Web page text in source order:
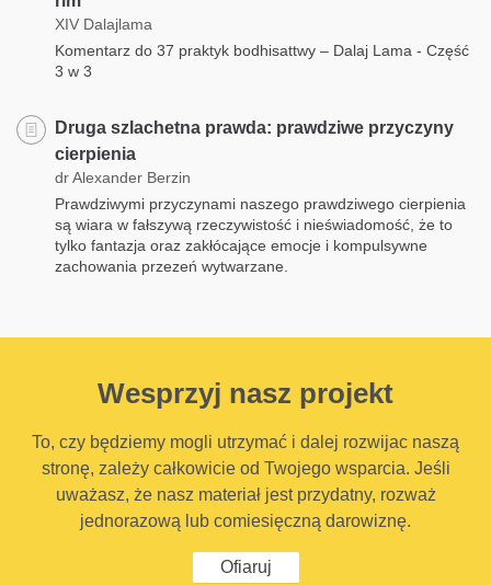
XIV Dalajlama
Komentarz do 37 praktyk bodhisattwy – Dalaj Lama - Część
3 w 3
Druga szlachetna prawda: prawdziwe przyczyny
cierpienia
dr Alexander Berzin
Prawdziwymi przyczynami naszego prawdziwego cierpienia
są wiara w fałszywą rzeczywistość i nieświadomość, że to
tylko fantazja oraz zakłócające emocje i kompulsywne
zachowania przezeń wytwarzane.
Wesprzyj nasz projekt
To, czy będziemy mogli utrzymać i dalej rozwijac naszą
stronę, zależy całkowicie od Twojego wsparcia. Jeśli
uważasz, że nasz materiał jest przydatny, rozważ
jednorazową lub comiesięczną darowiznę.
Ofiaruj